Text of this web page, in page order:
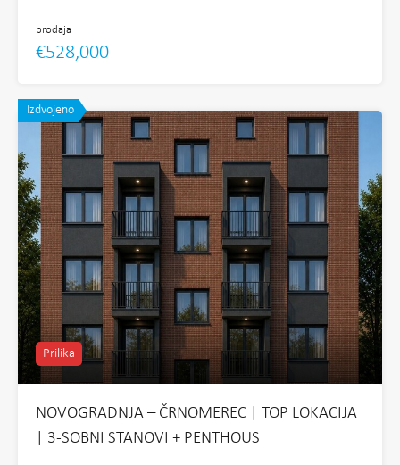
prodaja
€528,000
Izdvojeno
Prilika
NOVOGRADNJA – ČRNOMEREC | TOP LOKACIJA
| 3-SOBNI STANOVI + PENTHOUS